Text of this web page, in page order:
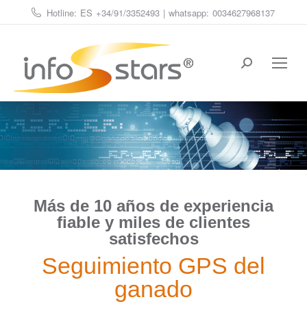
Hotline: ES +34/91/3352493 | whatsapp: 0034627968137
Estás aquí:
Más de 10 años de experiencia
fiable y miles de clientes
satisfechos
Seguimiento GPS del
ganado